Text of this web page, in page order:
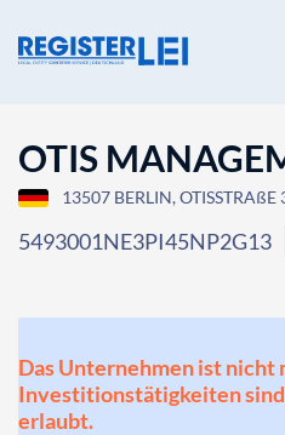
OTIS
13507 BERLIN, OTISSTRAßE
5493001NE3PI45NP2G13
Das Unternehmen ist
Investitionstätigkeiten
erlaubt.